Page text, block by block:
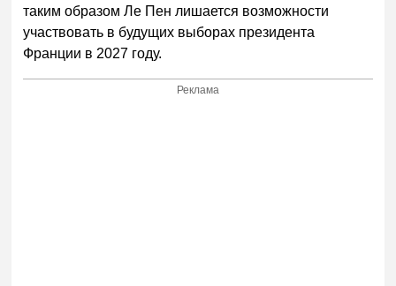
таким образом Ле Пен лишается возможности
участвовать в будущих выборах президента
Франции в 2027 году.
Реклама